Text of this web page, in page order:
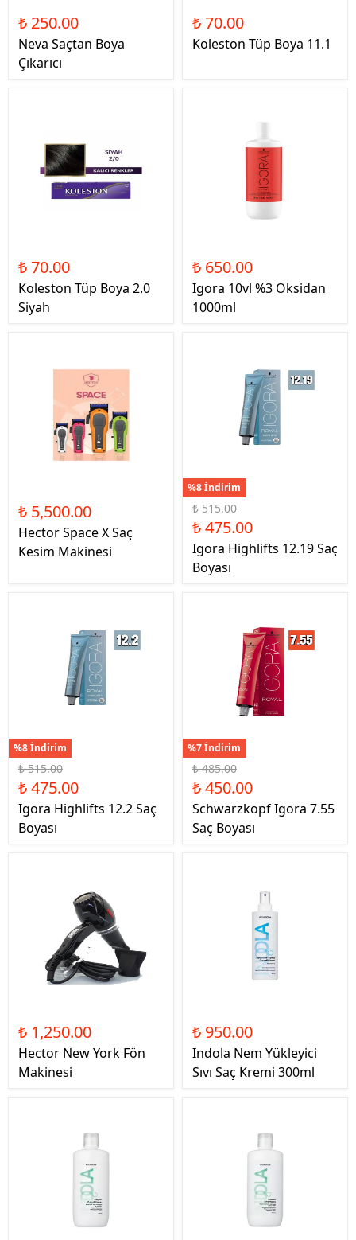
₺ 250.00
Neva Saçtan Boya
Çıkarıcı
₺ 70.00
Koleston Tüp Boya 11.1
₺ 70.00
Koleston Tüp Boya 2.0
Siyah
₺ 650.00
Igora 10vl %3 Oksidan
1000ml
₺ 5,500.00
Hector Space X Saç
Kesim Makinesi
%8 İndirim
₺ 515.00
₺ 475.00
Igora Highlifts 12.19 Saç
Boyası
%8 İndirim
₺ 515.00
₺ 475.00
Igora Highlifts 12.2 Saç
Boyası
%7 İndirim
₺ 485.00
₺ 450.00
Schwarzkopf Igora 7.55
Saç Boyası
₺ 1,250.00
Hector New York Fön
Makinesi
₺ 950.00
Indola Nem Yükleyici
Sıvı Saç Kremi 300ml